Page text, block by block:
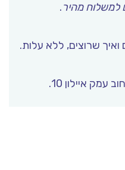
מהיר.
שרוצים, ללא עלות.
10.